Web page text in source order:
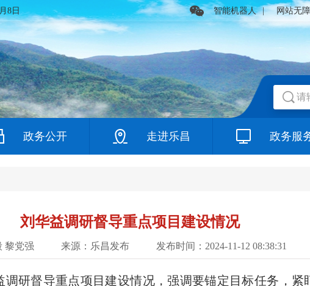
8日 智能机器人 | 网站无
政务公开 走进乐昌 政务服
刘华益调研督导重点项目建设情况
黎党强 来源：乐昌发布 发布时间：2024-11-12 08:38:31
研督导重点项目建设情况，强调要锚定目标任务，紧